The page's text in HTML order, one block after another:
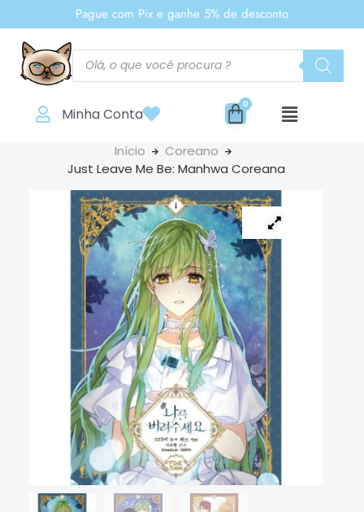
Pague com Pix e ganhe 5% de desconto
Minha Conta
Início
Coreano
Just Leave Me Be: Manhwa Coreana